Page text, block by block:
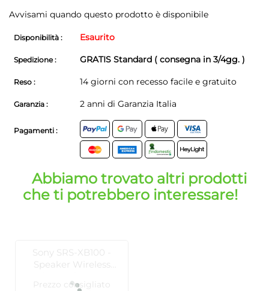
Avvisami quando questo prodotto è disponibile
Disponibilità : Esaurito
Spedizione : GRATIS Standard ( consegna in 3/4gg. )
Reso : 14 giorni con recesso facile e gratuito
Garanzia : 2 anni di Garanzia Italia
Pagamenti :
Abbiamo trovato altri prodotti
che ti potrebbero interessare!
Sony SRS-XB100 -
Speaker Wireless
Prezzo consigliato